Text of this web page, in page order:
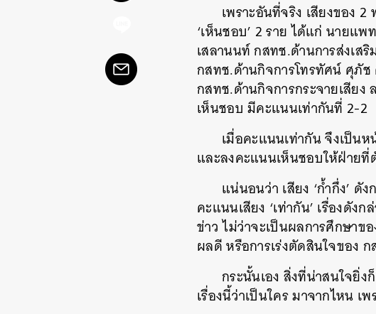
เพราะอันที่จริง เสียงของ
‘เห็นชอบ’ 2 ราย ได้แก่ นาย
เสลานนท์ กสทช.ด้านการส่งเส
กสทช.ด้านกิจการโทรทัศน์ ศุภั
กสทช.ด้านกิจการกระจายเสียง
เห็นชอบ มีคะแนนเท่ากันที่ 2-2
เมื่อคะแนนเท่ากัน จึงเป็น
และลงคะแนนเห็นชอบให้ฝ่ายที่
แน่นอนว่า เสียง ‘ก้ำกึ่ง’
คะแนนเสียง ‘เท่ากัน’ เรื่องดั
ข่าว ไม่ว่าจะเป็นผลการศึกษา
ผลดี หรือการเร่งตัดสินใจของ
กระนั้นเอง สิ่งที่น่าสนใจยิ่
เรื่องนี้ว่าเป็นใคร มาจากไหน เ